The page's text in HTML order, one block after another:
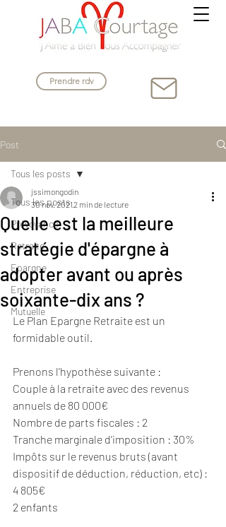
Prendre rdv
Post
Tous les posts
Prévoyance
Retraite
Epargne
Entreprise
Mutuelle
Tous les posts
Quelle est la meilleure
stratégie d'épargne à
adopter avant ou après
soixante-dix ans ?
jssimongodin
30 nov. 20212 min de lecture
Le Plan Epargne Retraite est un
formidable outil.
Prenons l'hypothèse suivante :
Couple à la retraite avec des revenus
annuels de 80 000€
Nombre de parts fiscales : 2
Tranche marginale d'imposition : 30%
Impôts sur le revenus bruts (avant
dispositif de déduction, réduction, etc) :
4 805€
2 enfants